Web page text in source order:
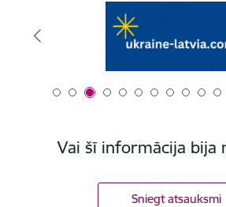
Vai šī informācija bija
Sniegt atsauksmi